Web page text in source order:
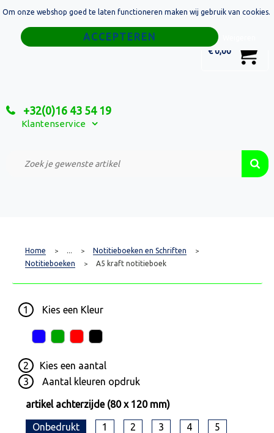
€ 0,00
+32(0)16 43 54 19
Klantenservice
Home
Relatiegeschenken
Custom Made Projecten
Home > ... > Notitieboeken en Schriften >
Notitieboeken > A5 kraft notitieboek
1 Kies een Kleur
2 Kies een aantal
3
Aantal kleuren opdruk
artikel achterzijde (80 x 120 mm)
Onbedrukt 1 2 3 4 5
Om onze webshop goed te laten functioneren maken wij gebruik van cookies.